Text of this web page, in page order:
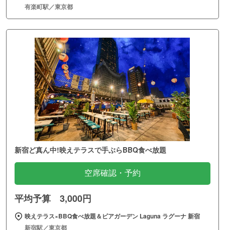
有楽町駅／東京都
新宿ど真ん中!映えテラスで手ぶらBBQ食べ放題
空席確認・予約
平均予算 3,000円
映えテラス×BBQ食べ放題＆ビアガーデン Laguna ラグーナ 新宿
新宿駅／東京都